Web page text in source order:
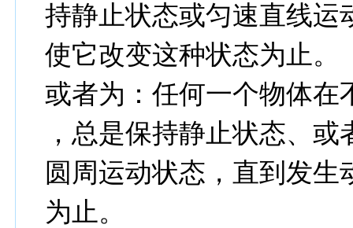
持静止状态或匀速直线运
使它改变这种状态为止。
或者为：任何一个物体在
，总是保持静止状态、
圆周运动状态，直到发
为止。